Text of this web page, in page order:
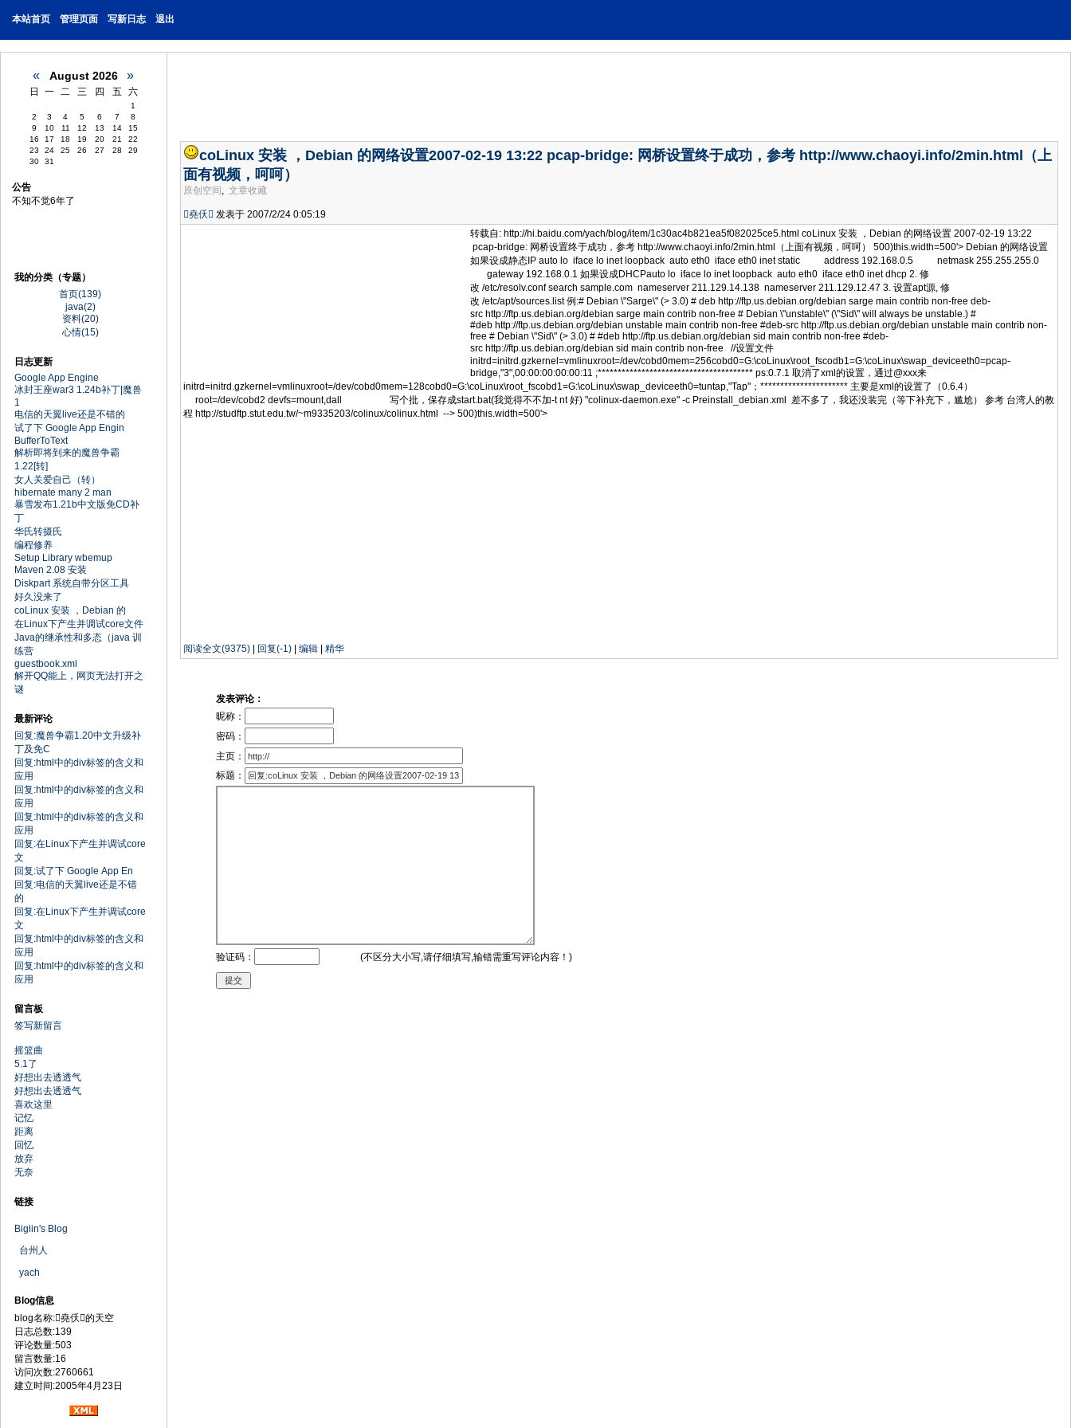
本站首页 管理页面 写新日志 退出
« August 2026 »
日 一 二 三 四 五 六
1
2
3 4 5 6 7
8
9
10 11 12 13 14
15
16
17 18 19 20 21
22
23
24 25 26 27 28
29
30
31
公告
不知不觉6年了
我的分类（专题）
首页(139)
java(2)
资料(20)
心情(15)
日志更新
Google App Engine
冰封王座war3 1.24b补丁|魔兽
1
电信的天翼live还是不错的
试了下 Google App Engin
BufferToText
解析即将到来的魔兽争霸
1.22[转]
女人关爱自己（转）
hibernate many 2 man
暴雪发布1.21b中文版免CD补
丁
华氏转摄氏
编程修养
Setup Library wbemup
Maven 2.08 安装
Diskpart 系统自带分区工具
好久没来了
coLinux 安装 ，Debian 的
在Linux下产生并调试core文件
Java的继承性和多态（java 训
练营
guestbook.xml
解开QQ能上，网页无法打开之
谜
最新评论
回复:魔兽争霸1.20中文升级补
丁及免C
回复:html中的div标签的含义和
应用
回复:html中的div标签的含义和
应用
回复:html中的div标签的含义和
应用
回复:在Linux下产生并调试core
文
回复:试了下 Google App En
回复:电信的天翼live还是不错
的
回复:在Linux下产生并调试core
文
回复:html中的div标签的含义和
应用
回复:html中的div标签的含义和
应用
留言板
签写新留言
摇篮曲
5.1了
好想出去透透气
好想出去透透气
喜欢这里
记忆
距离
回忆
放弃
无奈
链接
Biglin's Blog
台州人
yach
Blog信息
blog名称:堯仸的天空
日志总数:139
评论数量:503
留言数量:16
访问次数:2760661
建立时间:2005年4月23日
coLinux 安装 ，Debian 的网络设置2007-02-19 13:22 pcap-bridge: 网桥设置终于成功，参考 http://www.chaoyi.info/2min.html（上
面有视频，呵呵）
原创空间 , 文章收藏
堯仸 发表于 2007/2/24 0:05:19
转载自: http://hi.baidu.com/yach/blog/item/1c30ac4b821ea5f082025ce5.html coLinux 安装 ，Debian 的网络设置 2007-02-19 13:22
pcap-bridge: 网桥设置终于成功，参考 http://www.chaoyi.info/2min.html（上面有视频，呵呵） 500)this.width=500'> Debian 的网络设置
如果设成静态IP auto lo iface lo inet loopback auto eth0 iface eth0 inet static address 192.168.0.5 netmask 255.255.255.0
gateway 192.168.0.1 如果设成DHCPauto lo iface lo inet loopback auto eth0 iface eth0 inet dhcp 2. 修
改 /etc/resolv.conf search sample.com nameserver 211.129.14.138 nameserver 211.129.12.47 3. 设置apt源, 修
改 /etc/apt/sources.list 例:# Debian \"Sarge\" (> 3.0) # deb http://ftp.us.debian.org/debian sarge main contrib non-free deb-
src http://ftp.us.debian.org/debian sarge main contrib non-free # Debian \"unstable\" (\"Sid\" will always be unstable.) #
#deb http://ftp.us.debian.org/debian unstable main contrib non-free #deb-src http://ftp.us.debian.org/debian unstable main contrib non-
free # Debian \"Sid\" (> 3.0) # #deb http://ftp.us.debian.org/debian sid main contrib non-free #deb-
src http://ftp.us.debian.org/debian sid main contrib non-free //设置文件
initrd=initrd.gzkernel=vmlinuxroot=/dev/cobd0mem=256cobd0=G:\coLinux\root_fscodb1=G:\coLinux\swap_deviceeth0=pcap-
bridge,"3",00:00:00:00:00:11 ;*************************************** ps:0.7.1 取消了xml的设置，通过@xxx来
initrd=initrd.gzkernel=vmlinuxroot=/dev/cobd0mem=128cobd0=G:\coLinux\root_fscobd1=G:\coLinux\swap_deviceeth0=tuntap,"Tap"；********************** 主要是xml的设置了（0.6.4）
root=/dev/cobd2 devfs=mount,dall 写个批，保存成start.bat(我觉得不不加-t nt 好) "colinux-daemon.exe" -c Preinstall_debian.xml 差不多了，我还没装完（等下补充下，尴尬） 参考 台湾人的教
程 http://studftp.stut.edu.tw/~m9335203/colinux/colinux.html --> 500)this.width=500'>
阅读全文(9375)| 回复(-1)| 编辑| 精华
发表评论：
昵称：
密码：
主页：
标题：
验证码： (不区分大小写,请仔细填写,输错需重写评论内容！)